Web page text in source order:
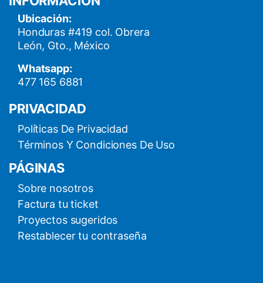
Ubicación:
Honduras #419 col. Obrera
León, Gto., México
Whatsapp:
477 165 6881
PRIVACIDAD
Políticas De Privacidad
Términos Y Condiciones De Uso
PÁGINAS
Sobre nosotros
Factura tu ticket
Proyectos sugeridos
Restablecer tu contraseña